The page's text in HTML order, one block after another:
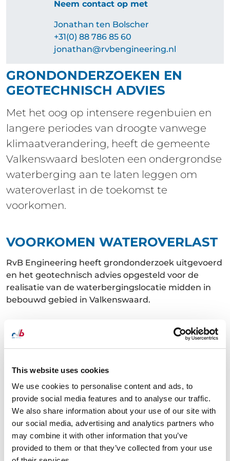
This website uses cookies
We use cookies to personalise content and ads, to
provide social media features and to analyse our traffic.
We also share information about your use of our site with
our social media, advertising and analytics partners who
may combine it with other information that you’ve
provided to them or that they’ve collected from your use
Neem contact op met
Jonathan ten Bolscher
+31(0) 88 786 85 60
jonathan​@rvbengineering.nl
GRONDONDERZOEKEN EN
GEOTECHNISCH ADVIES
Met het oog op intensere regenbuien en
langere periodes van droogte vanwege
klimaatverandering, heeft de gemeente
Valkenswaard besloten een ondergrondse
waterberging aan te laten leggen om
wateroverlast in de toekomst te
voorkomen.
VOORKOMEN WATEROVERLAST
RvB Engineering heeft grondonderzoek uitgevoerd
en het geotechnisch advies opgesteld voor de
realisatie van de waterbergingslocatie midden in
bebouwd gebied in Valkenswaard.